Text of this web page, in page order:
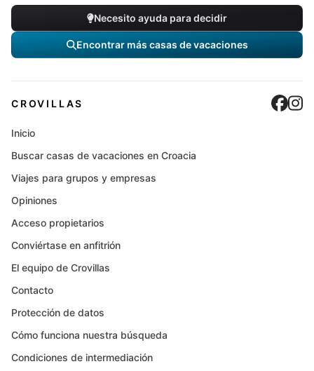
Necesito ayuda para decidir
Encontrar más casas de vacaciones
CROVILLAS
Inicio
Buscar casas de vacaciones en Croacia
Viajes para grupos y empresas
Opiniones
Acceso propietarios
Conviértase en anfitrión
El equipo de Crovillas
Contacto
Protección de datos
Cómo funciona nuestra búsqueda
Condiciones de intermediación